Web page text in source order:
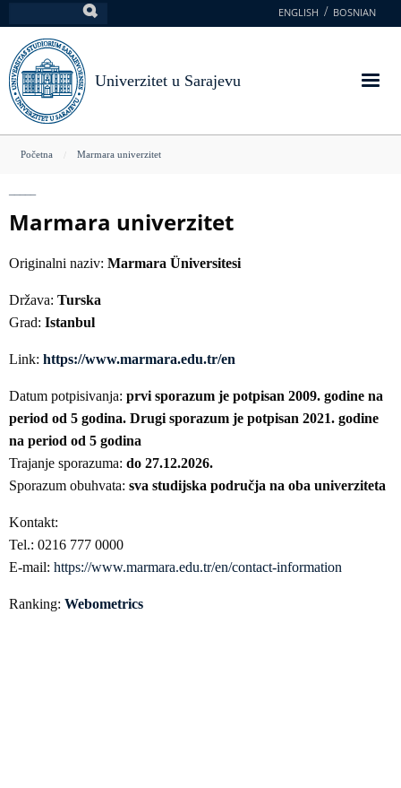
na
glavni
sadržaj
ENGLISH BOSNIAN
Univerzitet u Sarajevu
You
here
Početna Marmara univerzitet
Marmara univerzitet
Originalni naziv: Marmara Üniversitesi
Država: Turska
Grad: Istanbul
Link: https://www.marmara.edu.tr/en
Datum potpisivanja: prvi sporazum je potpisan 2009. godine na
period od 5 godina. Drugi sporazum je potpisan 2021. godine
na period od 5 godina
Trajanje sporazuma: do 27.12.2026.
Sporazum obuhvata: sva studijska područja na oba univerziteta
Kontakt:
Tel.: 0216 777 0000
E-mail: https://www.marmara.edu.tr/en/contact-information
Ranking: Webometrics